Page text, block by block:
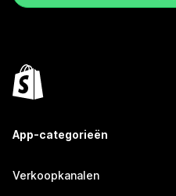
App-categorieën
Verkoopkanalen